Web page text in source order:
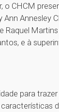
o CHCM
Annesley
Raquel
e à
para